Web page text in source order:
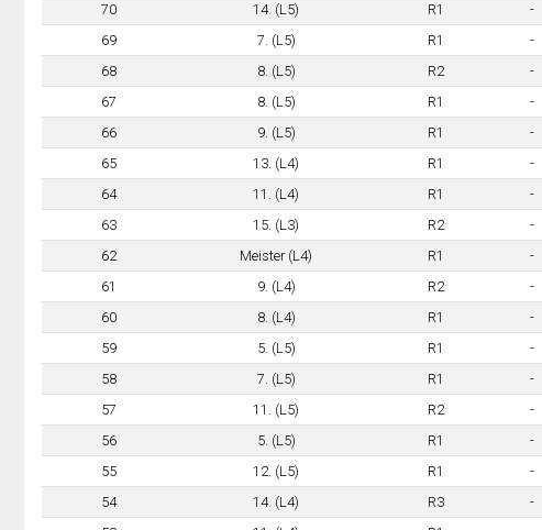
70
14. (L5) R1 -
69
7. (L5) R1 -
68
8. (L5) R2 -
67
8. (L5) R1 -
66
9. (L5) R1 -
65
13. (L4) R1 -
64
11. (L4) R1 -
63
15. (L3) R2 -
62
Meister (L4) R1 -
61
9. (L4) R2 -
60
8. (L4) R1 -
59
5. (L5) R1 -
58
7. (L5) R1 -
57
11. (L5) R2 -
56
5. (L5) R1 -
55
12. (L5) R1 -
54
14. (L4) R3 -